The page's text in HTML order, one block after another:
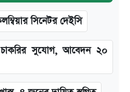
সিনেটর দেইসি
চাকরির সুযোগ, আবেদন ২০